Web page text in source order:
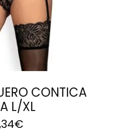
CONTICA
L/XL
€